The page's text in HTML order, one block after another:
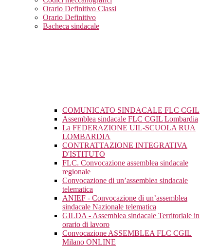
Orario Definitivo Classi
Orario Definitivo
Bacheca sindacale
COMUNICATO SINDACALE FLC CGIL
Assemblea sindacale FLC CGIL Lombardia
La FEDERAZIONE UIL-SCUOLA RUA
LOMBARDIA
CONTRATTAZIONE INTEGRATIVA
D'ISTITUTO
FLC. Convocazione assemblea sindacale
regionale
Convocazione di un’assemblea sindacale
telematica
ANIEF - Convocazione di un’assemblea
sindacale Nazionale telematica
GILDA - Assemblea sindacale Territoriale in
orario di lavoro
Convocazione ASSEMBLEA FLC CGIL
Milano ONLINE